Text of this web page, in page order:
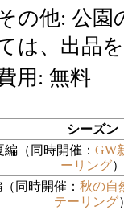
の他: 公園
は、出品
用: 無料
シーズン
編（同時開催： GW
ーリング
（同時開催：秋の自
テーリング